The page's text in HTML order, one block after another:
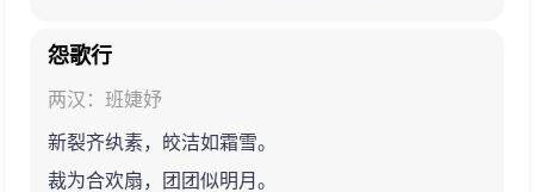
怨歌行
两汉：班婕妤
新裂齐纨素，皎洁如霜雪。
裁为合欢扇，团团似明月。